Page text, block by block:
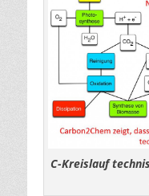
C-Kreislauf